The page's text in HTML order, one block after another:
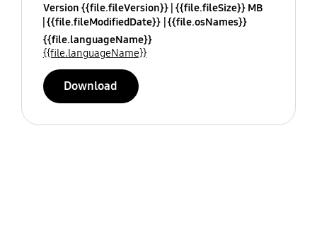
Version {{file.fileVersion}} {{file.fileSize}} MB
{{file.fileModifiedDate}} {{file.osNames}}
{{file.languageName}}
{{file.languageName}}
Download